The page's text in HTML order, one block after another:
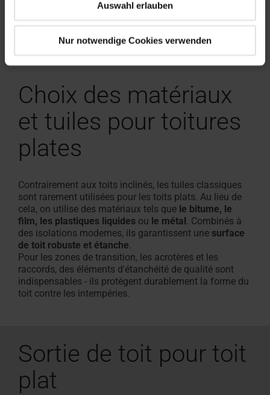
Auswahl erlauben
Nur notwendige Cookies verwenden
parce que cela prolonge la durée de vie du toit,
améliore l'efficacité énergétique et contribue
activement, même si c'est dans une moindre mesure, à
la protection de l'environnement.
Choix des matériaux
et tuiles pour toitures
plates
Contrairement aux toits inclinés, les tuiles classiques
sont rarement utilisées pour les toits plats. Au lieu de
cela, on utilise des matériaux tels que le bitume, le
film, les plastiques liquides ou le métal. Combinés à
des isolations modernes, ils garantissent une surface
de toit robuste et étanche.
Pour les zones de transition, les acrotères et les
raccords, des éléments d'étanchéité de qualité sont
indispensables - ils protègent durablement la forme du
toit contre les intempéries.
Sortie de toit pour toit
plat